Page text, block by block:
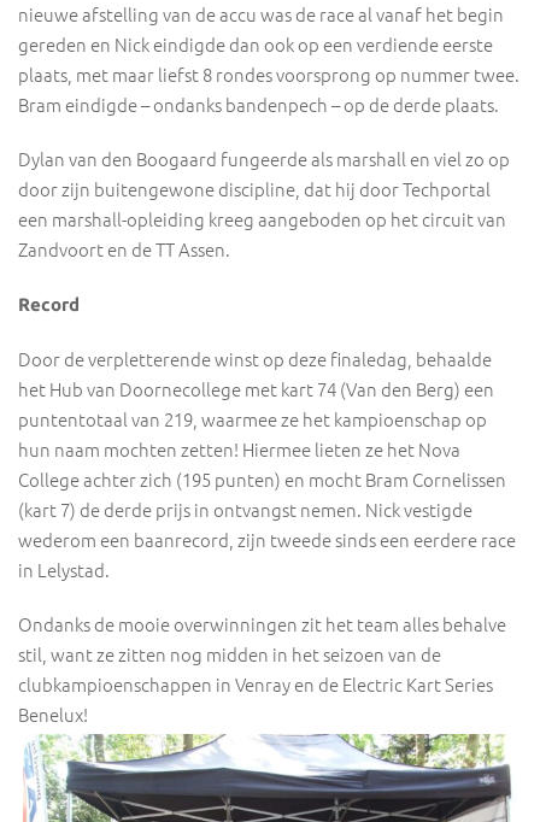
nieuwe afstelling van de accu was de race al vanaf het begin
gereden en Nick eindigde dan ook op een verdiende eerste
plaats, met maar liefst 8 rondes voorsprong op nummer twee.
Bram eindigde – ondanks bandenpech – op de derde plaats.
Dylan van den Boogaard fungeerde als marshall en viel zo op
door zijn buitengewone discipline, dat hij door Techportal
een marshall-opleiding kreeg aangeboden op het circuit van
Zandvoort en de TT Assen.
Record
Door de verpletterende winst op deze finaledag, behaalde
het Hub van Doornecollege met kart 74 (Van den Berg) een
puntentotaal van 219, waarmee ze het kampioenschap op
hun naam mochten zetten! Hiermee lieten ze het Nova
College achter zich (195 punten) en mocht Bram Cornelissen
(kart 7) de derde prijs in ontvangst nemen. Nick vestigde
wederom een baanrecord, zijn tweede sinds een eerdere race
in Lelystad.
Ondanks de mooie overwinningen zit het team alles behalve
stil, want ze zitten nog midden in het seizoen van de
clubkampioenschappen in Venray en de Electric Kart Series
Benelux!